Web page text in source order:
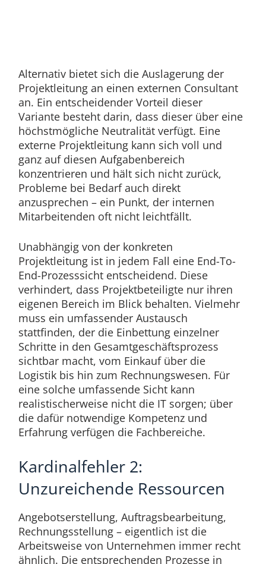
Alternativ bietet sich die Auslagerung der
Projektleitung an einen externen Consultant
an. Ein entscheidender Vorteil dieser
Variante besteht darin, dass dieser über eine
höchstmögliche Neutralität verfügt. Eine
externe Projektleitung kann sich voll und
ganz auf diesen Aufgabenbereich
konzentrieren und hält sich nicht zurück,
Probleme bei Bedarf auch direkt
anzusprechen – ein Punkt, der internen
Mitarbeitenden oft nicht leichtfällt.
Unabhängig von der konkreten
Projektleitung ist in jedem Fall eine End-To-
End-Prozesssicht entscheidend. Diese
verhindert, dass Projektbeteiligte nur ihren
eigenen Bereich im Blick behalten. Vielmehr
muss ein umfassender Austausch
stattfinden, der die Einbettung einzelner
Schritte in den Gesamtgeschäftsprozess
sichtbar macht, vom Einkauf über die
Logistik bis hin zum Rechnungswesen. Für
eine solche umfassende Sicht kann
realistischerweise nicht die IT sorgen; über
die dafür notwendige Kompetenz und
Erfahrung verfügen die Fachbereiche.
Kardinalfehler 2:
Unzureichende Ressourcen
Angebotserstellung, Auftragsbearbeitung,
Rechnungsstellung – eigentlich ist die
Arbeitsweise von Unternehmen immer recht
ähnlich. Die entsprechenden Prozesse in